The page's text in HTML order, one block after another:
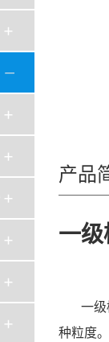
产品
一
一级
种粒度